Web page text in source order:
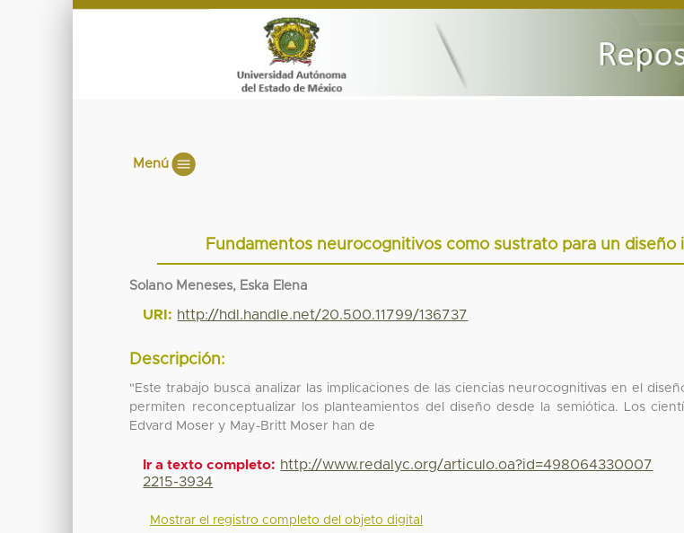
Menú
Fundamentos neurocognitivos como sustrato para un diseño
Solano Meneses, Eska Elena
URI: http://hdl.handle.net/20.500.11799/136737
Descripción:
"Este trabajo busca analizar las implicaciones de las ciencias neurocognitivas en el
permiten reconceptualizar los planteamientos del diseño desde la semiótica. Los
Edvard Moser y May-Britt Moser han de
Ir a texto completo: http://www.redalyc.org/articulo.oa?id=498064330007
2215-3934
Mostrar el registro completo del objeto digital